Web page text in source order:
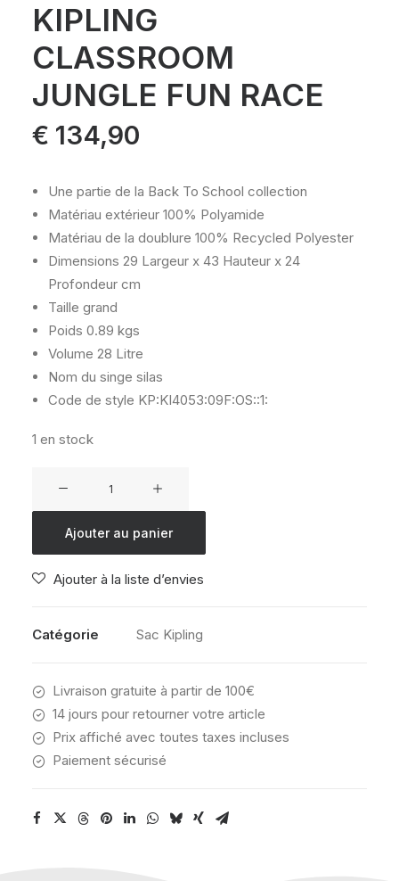
KIPLING
CLASSROOM
JUNGLE FUN RACE
€ 134,90
Une partie de la Back To School collection
Matériau extérieur 100% Polyamide
Matériau de la doublure 100% Recycled Polyester
Dimensions 29 Largeur x 43 Hauteur x 24
Profondeur cm
Taille grand
Poids 0.89 kgs
Volume 28 Litre
Nom du singe silas
Code de style KP:KI4053:09F:OS::1:
1 en stock
CLASSROOM
FUN
Ajouter au panier
Ajouter à la liste d’envies
Catégorie Sac Kipling
Livraison gratuite à partir de 100€
14 jours pour retourner votre article
Prix affiché avec toutes taxes incluses
Paiement sécurisé